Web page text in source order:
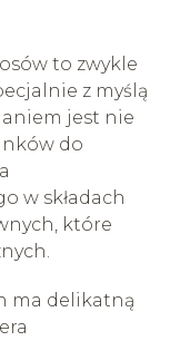
to zwykle
z myślą
jest nie
do
w składach
które
ma delikatną